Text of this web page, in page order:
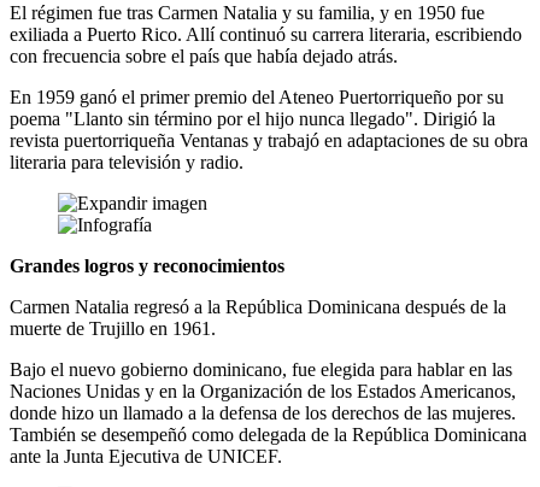
El régimen fue tras Carmen Natalia y su familia, y en 1950 fue
exiliada a Puerto Rico. Allí continuó su carrera literaria, escribiendo
con frecuencia sobre el país que había dejado atrás.
En 1959 ganó el primer premio del Ateneo Puertorriqueño por su
poema "Llanto sin término por el hijo nunca llegado". Dirigió la
revista puertorriqueña Ventanas y trabajó en adaptaciones de su obra
literaria para televisión y radio.
Grandes logros y reconocimientos
Carmen Natalia regresó a la República Dominicana después de la
muerte de Trujillo en 1961.
Bajo el nuevo gobierno dominicano, fue elegida para hablar en las
Naciones Unidas y en la Organización de los Estados Americanos,
donde hizo un llamado a la defensa de los derechos de las mujeres.
También se desempeñó como delegada de la República Dominicana
ante la Junta Ejecutiva de UNICEF.